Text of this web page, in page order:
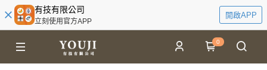
有技有限公司
立刻使用官方APP
開啟APP
0